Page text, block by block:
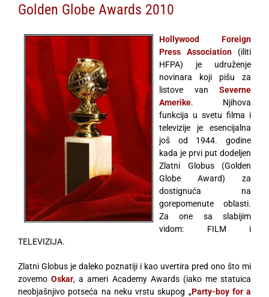
Golden Globe Awards 2010
Hollywood Foreign
Press Association (iliti
HFPA) je udruženje
novinara koji pišu za
listove van Severne
Amerike. Njihova
funkcija u svetu filma i
televizije je esencijalna
još od 1944. godine
kada je prvi put dodeljen
Zlatni Globus (Golden
Globe Award) za
dostignuća na
gorepomenute oblasti.
Za one sa slabijim
vidom: FILM i
TELEVIZIJA.
Zlatni Globus je daleko poznatiji i kao uvertira pred ono što mi
zovemoOskar, a ameri Academy Awards (iako me statuica
neobjašnjivo potseća na neku vrstu skupog „Party-boy for a